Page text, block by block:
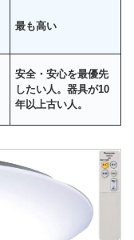
最も高い
安全・安心を最優先
したい人。器具が10
年以上古い人。